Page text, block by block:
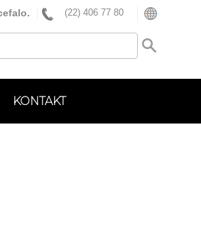
(22) 406 77 80
KONTAKT